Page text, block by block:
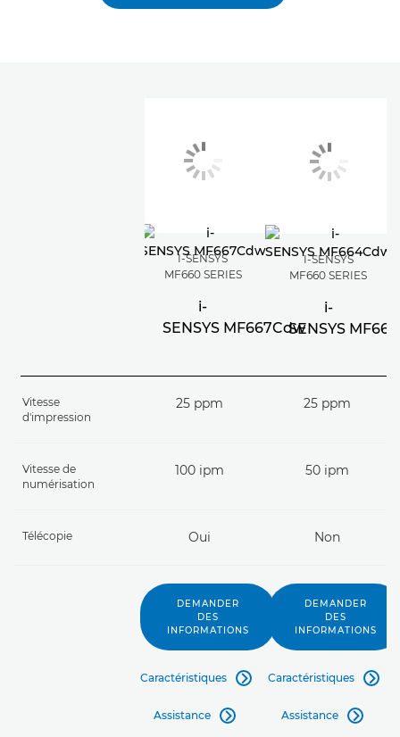
I-SENSYS
MF660 SERIES
i-
SENSYS MF667Cdw
I-SENSYS
MF660 SERIES
i-
SENSYS
Vitesse
d'impression
25 ppm 25 ppm
Vitesse de
numérisation
100 ipm 50 ipm
Télécopie Oui Non
DEMANDER
DES
INFORMATIONS
Caractéristiques 
Assistance 
DEMANDER
DES
INFORMATIONS
Caractéristiques 
Assistance 